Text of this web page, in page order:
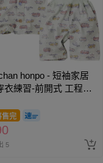
honpo - 短袖家居
衣練習-前開式 工程車-
售完
5